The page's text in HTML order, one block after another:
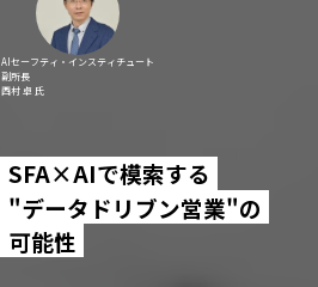
AIセーフティ・インスティチュート
副所長
西村 卓 氏
SFA×AIで模索する
"データドリブン営業"の
可能性